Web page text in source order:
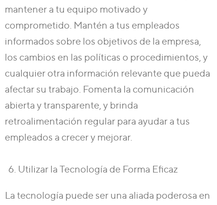
mantener a tu equipo motivado y
comprometido. Mantén a tus empleados
informados sobre los objetivos de la empresa,
los cambios en las políticas o procedimientos, y
cualquier otra información relevante que pueda
afectar su trabajo. Fomenta la comunicación
abierta y transparente, y brinda
retroalimentación regular para ayudar a tus
empleados a crecer y mejorar.
Utilizar la Tecnología de Forma Eficaz
La tecnología puede ser una aliada poderosa en